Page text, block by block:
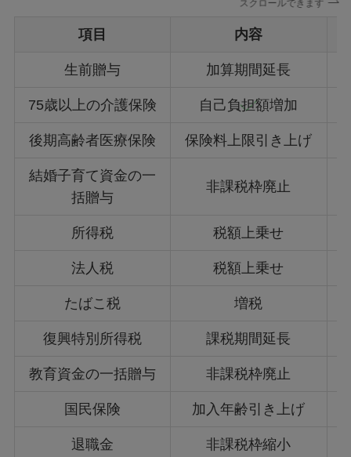
スクロールできます
項目 内容
生前贈与 加算期間延長
75歳以上の介護保険 自己負担額増加
後期高齢者医療保険 保険料上限引き上げ
結婚子育て資金の一
括贈与
非課税枠廃止
所得税 税額上乗せ
法人税 税額上乗せ
たばこ税 増税
復興特別所得税 課税期間延長
教育資金の一括贈与 非課税枠廃止
国民保険 加入年齢引き上げ
退職金 非課税枠縮小